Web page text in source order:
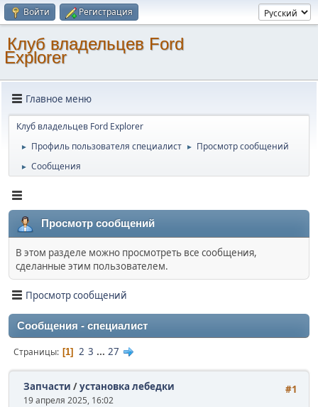
Войти Регистрация
Клуб владельцев Ford
Explorer
Главное меню
Клуб владельцев Ford Explorer
► Профиль пользователя специалист ► Просмотр сообщений
► Сообщения
Просмотр сообщений
В этом разделе можно просмотреть все сообщения,
сделанные этим пользователем.
Просмотр сообщений
Сообщения - специалист
Страницы 1 2 3 ... 27
#1
Запчасти /установка лебедки
19 апреля 2025, 16:02